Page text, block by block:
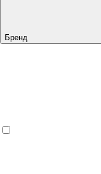
Бренд